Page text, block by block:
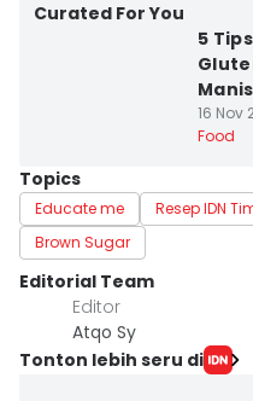
Curated For You
5
16 Nov
Food
Topics
Educate me Resep IDN
Brown Sugar
Editorial Team
Editor
Atqo Sy
Tonton lebih seru di